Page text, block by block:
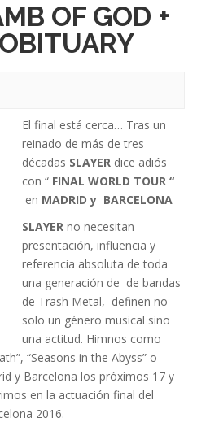
OF GOD +
El final está cerca… Tras un
reinado de más de tres
décadas SLAYER dice adiós
con “ FINAL WORLD TOUR “
en MADRID y BARCELONA
SLAYER no necesitan
presentación, influencia y
referencia absoluta de toda
una generación de de bandas
de Trash Metal, definen no
solo un género musical sino
una actitud. Himnos como
“Seasons in the Abyss” o
y Barcelona los próximos 17 y
en la actuación final del
2016.